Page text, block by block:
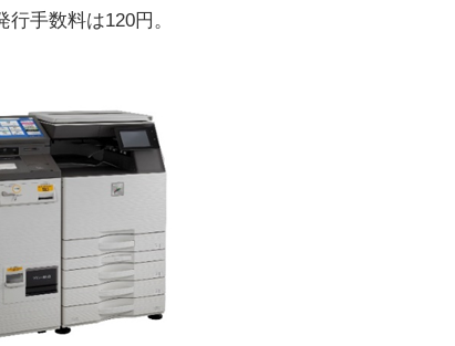
手数料は120円。